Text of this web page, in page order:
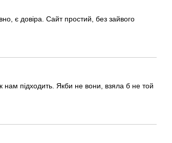
є довіра. Сайт простий, без зайвого
нам підходить. Якби не вони, взяла б не той